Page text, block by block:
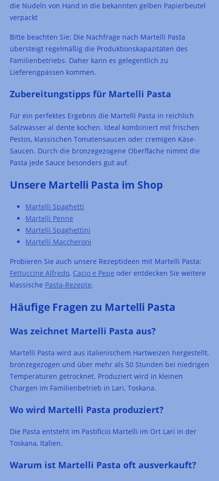
die Nudeln von Hand in die bekannten gelben Papierbeutel
verpackt
Bitte beachten Sie: Die Nachfrage nach Martelli Pasta
übersteigt regelmäßig die Produktionskapazitäten des
Familienbetriebs. Daher kann es gelegentlich zu
Lieferengpässen kommen.
Zubereitungstipps für Martelli Pasta
Für ein perfektes Ergebnis die Martelli Pasta in reichlich
Salzwasser al dente kochen. Ideal kombiniert mit frischen
Pestos, klassischen Tomatensaucen oder cremigen Käse-
Saucen. Durch die bronzegezogene Oberfläche nimmt die
Pasta jede Sauce besonders gut auf.
Unsere Martelli Pasta im Shop
Martelli Spaghetti
Martelli Penne
Martelli Spaghettini
Martelli Maccheroni
Probieren Sie auch unsere Rezeptideen mit Martelli Pasta:
Fettuccine Alfredo, Cacio e Pepe oder entdecken Sie weitere
klassische Pasta-Rezepte.
Häufige Fragen zu Martelli Pasta
Was zeichnet Martelli Pasta aus?
Martelli Pasta wird aus italienischem Hartweizen hergestellt,
bronzegezogen und über mehr als 50 Stunden bei niedrigen
Temperaturen getrocknet. Produziert wird in kleinen
Chargen im Familienbetrieb in Lari, Toskana.
Wo wird Martelli Pasta produziert?
Die Pasta entsteht im Pastificio Martelli im Ort Lari in der
Toskana, Italien.
Warum ist Martelli Pasta oft ausverkauft?